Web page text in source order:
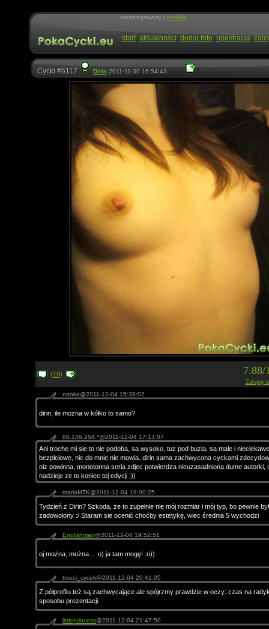
niezalogowany | english
start aktualności dodaj foto rejestracja
Cycki #6117 Dirin2011-11-30 16:54:43
(19)
Zaloguj
nanka@2011-12-04 15:39:02
dirin, ile można w kółko to samo?
88.146.254.*@2011-12-04 17:13:07
Ani troche mi sie to nie podoba, sa wysoko, tuz pod buzia, sa male i
bezplciowe, nic do mnie nie mowia. dirin sama zachwycona cyckami
niz powinna, monotonna seria zdjec potwierdza nieuzasadniona dume autorki,
nadzieje ze to koniec tej edycji ;))
marioMTK@2011-12-04 19:00:25
Tydzień z Dirin? Szkoda, że to zupełnie nie mój rozmiar i mój typ, bo pewnie
zadowolony :/ Staram sie ocenić choćby estetykę, wiec średnia 5 wychodzi
Englishman@2011-12-04 19:52:51
oj można, można... :o) ja tam mogę! :o))
trzeci_cycek@2011-12-04 20:41:05
Z półprofilu też są zachwycające ale spójrzmy prawdzie w oczy: czas na
sposobu prezentacji.
littleprincess@2011-12-04 21:47:50